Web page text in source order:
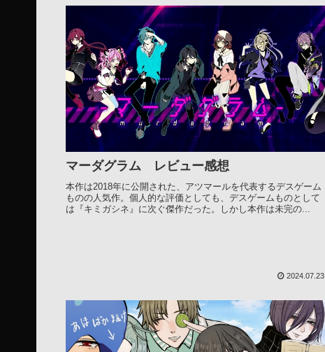
マーダグラム レビュー感想
本作は2018年に公開された、アツマールを代表するデスゲーム
ものの人気作。個人的な評価としても、デスゲームものとして
は『キミガシネ』に次ぐ傑作だった。しかし本作は未完の...
2024.07.23